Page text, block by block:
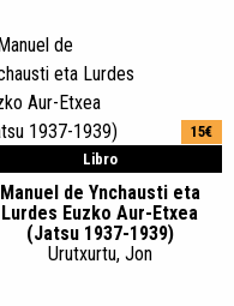
Libro
15€
Manuel de Ynchausti eta
Lurdes Euzko Aur-Etxea
(Jatsu 1937-1939)
Urutxurtu, Jon